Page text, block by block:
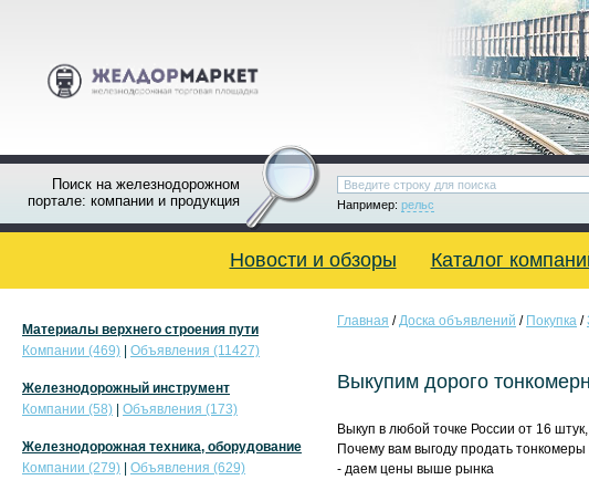
Поиск на железнодорожном
портале: компании и продукция
Например: рельс
Новости и обзоры Каталог
Главная /Доска объявлений / Покупка /
Выкупим дорого
Выкуп в любой точке России от 16
Почему вам выгоду продать
- даем цены выше рынка
Материалы верхнего строения пути
Компании (469)
Объявления (11427)
Железнодорожный инструмент
Компании (58)
Объявления (173)
Железнодорожная техника, оборудование
Компании (279)
Объявления (629)